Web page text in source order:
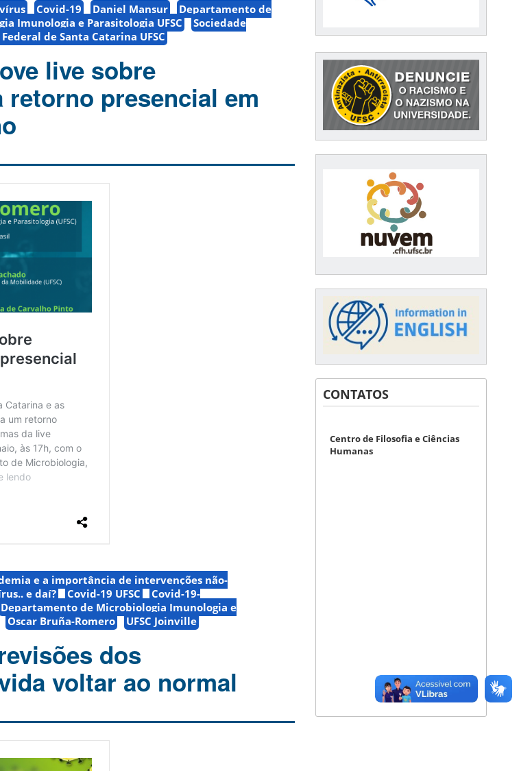
Covid-19 Daniel Mansur
Departamento de
Imunologia e Parasitologia UFSC
Sociedade
de Santa Catarina UFSC
live sobre
retorno presencial em
e a importância de intervenções não-
e daí? Covid-19 UFSC
Covid-19-
Departamento de Microbiologia Imunologia e
Oscar Bruña-Romero UFSC Joinville
dos
voltar ao normal
CONTATOS
Centro de Filosofia e Ciências
Humanas